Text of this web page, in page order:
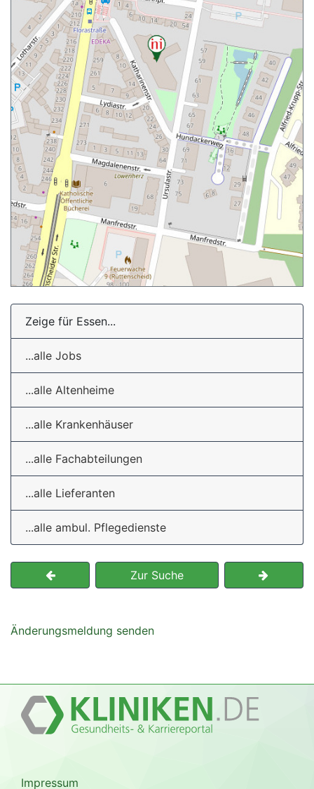
Zeige für Essen...
...alle Jobs
...alle Altenheime
...alle Krankenhäuser
...alle Fachabteilungen
...alle Lieferanten
...alle ambul. Pflegedienste
Zur Suche
Änderungsmeldung senden
Impressum